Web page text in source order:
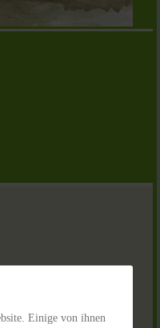
Einige von ihnen